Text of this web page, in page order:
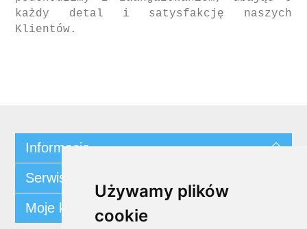
Używamy plików
cookie
każdy detal i satysfakcję naszych
Klientów.
Informacja
Serwis klienta
Moje konto